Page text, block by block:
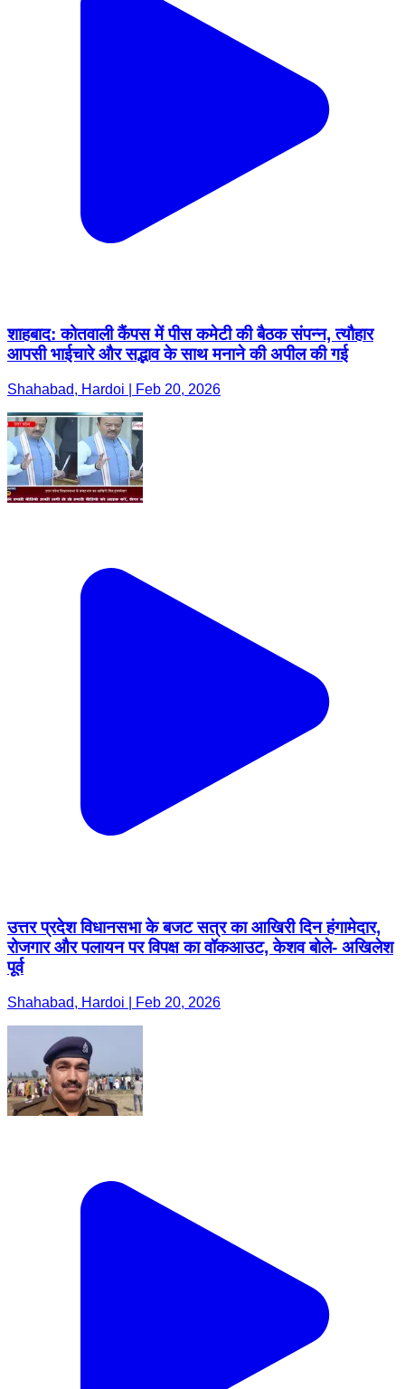
शाहबाद: कोतवाली कैंपस में पीस कमेटी की बैठक संपन्न, त्यौहार
आपसी भाईचारे और सद्भाव के साथ मनाने की अपील की गई
Shahabad, Hardoi | Feb 20, 2026
उत्तर प्रदेश विधानसभा के बजट सत्र का आखिरी दिन हंगामेदार,
रोजगार और पलायन पर विपक्ष का वॉकआउट, केशव बोले- अखिलेश
पूर्व
Shahabad, Hardoi | Feb 20, 2026